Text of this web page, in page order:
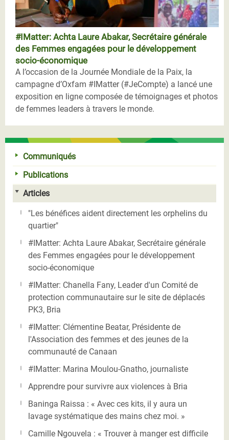
#IMatter: Achta Laure Abakar, Secrétaire générale
des Femmes engagées pour le développement
socio-économique
A l’occasion de la Journée Mondiale de la Paix, la
campagne d’Oxfam #IMatter (#JeCompte) a lancé une
exposition en ligne composée de témoignages et photos
de femmes leaders à travers le monde.
Communiqués
Publications
Articles
"Les bénéfices aident directement les orphelins du
quartier"
#IMatter: Achta Laure Abakar, Secrétaire générale
des Femmes engagées pour le développement
socio-économique
#IMatter: Chanella Fany, Leader d'un Comité de
protection communautaire sur le site de déplacés
PK3, Bria
#IMatter: Clémentine Beatar, Présidente de
l'Association des femmes et des jeunes de la
communauté de Canaan
#IMatter: Marina Moulou-Gnatho, journaliste
Apprendre pour survivre aux violences à Bria
Baninga Raissa : « Avec ces kits, il y aura un
lavage systématique des mains chez moi. »
Camille Ngouvela : « Trouver à manger est difficile